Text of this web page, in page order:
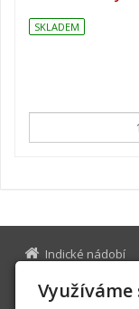
SKLADEM
Indické nádobí
150 00 Praha 5